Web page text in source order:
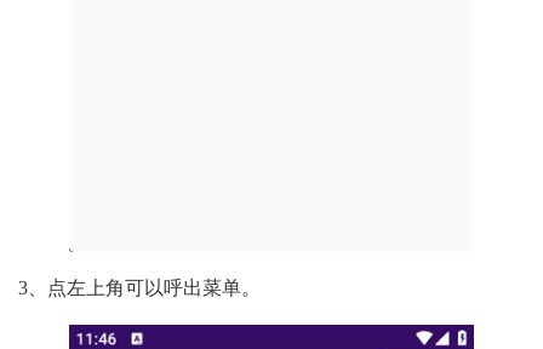
3、点左上角可以呼出菜单。